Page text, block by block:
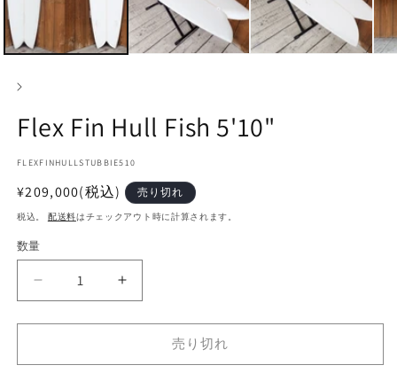
開
Flex Fin Hull Fish 5'10"
SKU:
FLEXFINHULLSTUBBIE510
通
常
格
¥209,000(税込) 売り切れ
税込。 配送料はチェックアウト時に計算されます。
数量
Fin
Hull
5&#39;10&quot;
Flex
Fin
Hull
5&#39;10&quot;
売り切れ